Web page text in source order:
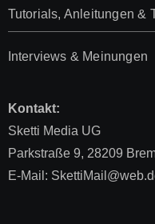
Tutorials, Anleitungen &
Interviews & Meinungen
Kontakt:
Sketti Media UG
Parkstraße 9, 28209
E-Mail: